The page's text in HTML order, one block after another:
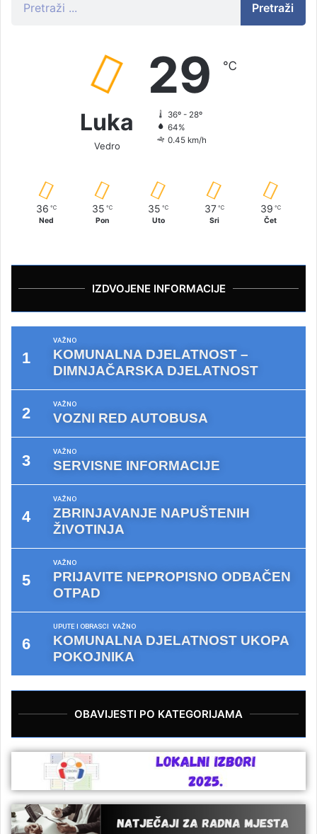
Pretraži
Luka
Vedro
29 ℃
36º - 28º
64%
0.45 km/h
36 ℃
Ned
35 ℃
Pon
35 ℃
Uto
37 ℃
Sri
39 ℃
Čet
IZDVOJENE INFORMACIJE
VAŽNO
KOMUNALNA DJELATNOST –
DIMNJAČARSKA DJELATNOST
VAŽNO
VOZNI RED AUTOBUSA
VAŽNO
SERVISNE INFORMACIJE
VAŽNO
ZBRINJAVANJE NAPUŠTENIH
ŽIVOTINJA
VAŽNO
PRIJAVITE NEPROPISNO ODBAČEN
OTPAD
UPUTE I OBRASCI VAŽNO
KOMUNALNA DJELATNOST UKOPA
POKOJNIKA
OBAVIJESTI PO KATEGORIJAMA